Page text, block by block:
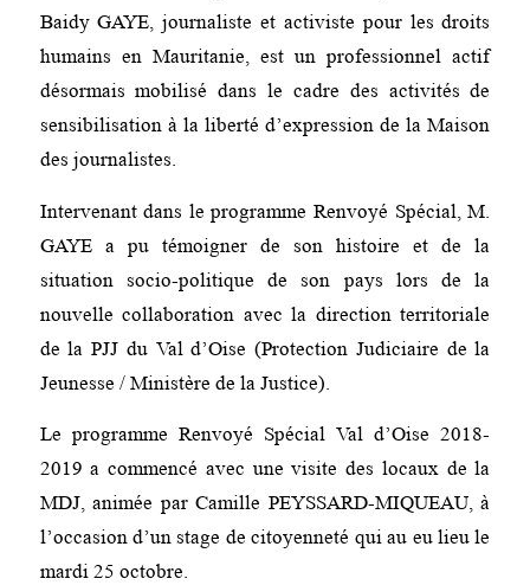
Baidy GAYE, journaliste et activiste pour les droits
humains en Mauritanie, est un professionnel actif
désormais mobilisé dans le cadre des activités de
sensibilisation à la liberté d’expression de la Maison
des journalistes.
Intervenant dans le programme Renvoyé Spécial, M.
GAYE a pu témoigner de son histoire et de la
situation socio-politique de son pays lors de la
nouvelle collaboration avec la direction territoriale
de la PJJ du Val d’Oise (Protection Judiciaire de la
Jeunesse / Ministère de la Justice).
Le programme Renvoyé Spécial Val d’Oise 2018-
2019 a commencé avec une visite des locaux de la
MDJ, animée par Camille PEYSSARD-MIQUEAU, à
l’occasion d’un stage de citoyenneté qui au eu lieu le
mardi 25 octobre.